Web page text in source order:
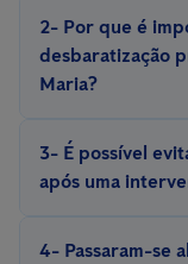
especializados,
escolhidos de
2- Por que é
desbaratização
Maria?
um técnico
3- É possível
após uma
4- Passaram-se